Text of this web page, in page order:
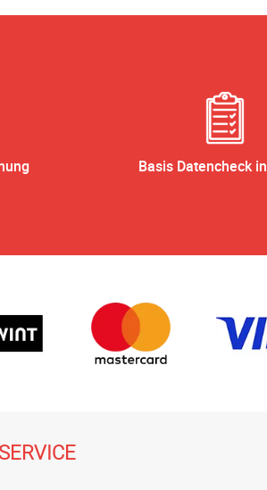
Basis Datencheck
SERVICE